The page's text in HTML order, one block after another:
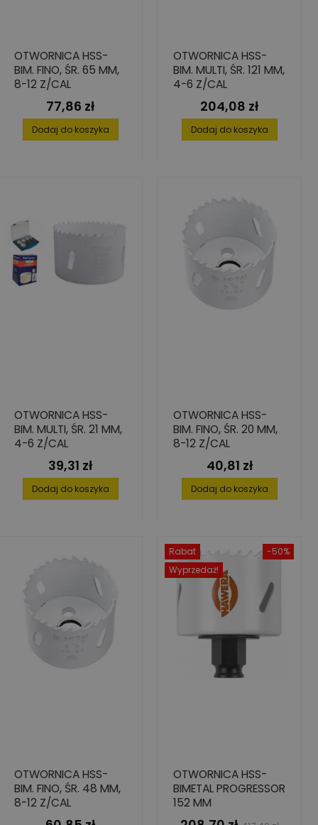
OTWORNICA HSS-
BIM. FINO, ŚR. 65 MM,
8-12 Z/CAL
Cena
77,86 zł
Dodaj do koszyka
OTWORNICA HSS-
BIM. MULTI, ŚR. 121 MM,
4-6 Z/CAL
Cena
204,08 zł
Dodaj do koszyka
OTWORNICA HSS-
BIM. MULTI, ŚR. 21 MM,
4-6 Z/CAL
Cena
39,31 zł
Dodaj do koszyka
OTWORNICA HSS-
BIM. FINO, ŚR. 20 MM,
8-12 Z/CAL
Cena
40,81 zł
Dodaj do koszyka
OTWORNICA HSS-
BIM. FINO, ŚR. 48 MM,
8-12 Z/CAL
-50%
Rabat
Wyprzedaż!
OTWORNICA HSS-
BIMETAL PROGRESSOR
152 MM